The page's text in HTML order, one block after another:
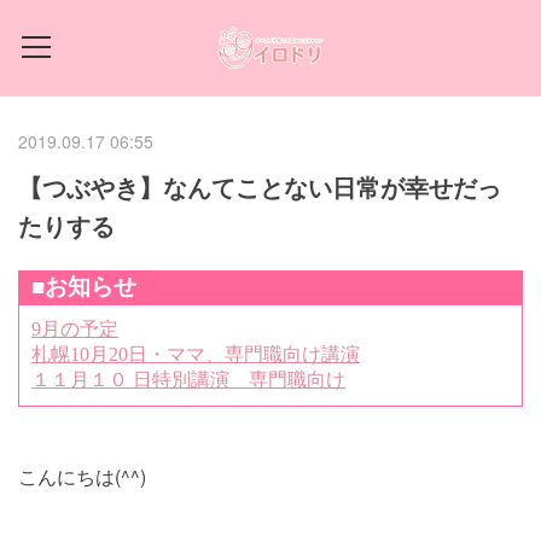
2019.09.17 06:55
【つぶやき】なんてことない日常が幸せだっ
たりする
こんにちは(^^)